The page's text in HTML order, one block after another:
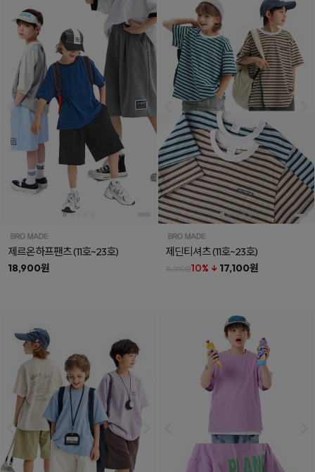
제르온하프팬츠(11호~23호)
18,900원
제딘티셔츠(11호~23호)
18,900원10% ↓ 17,100원